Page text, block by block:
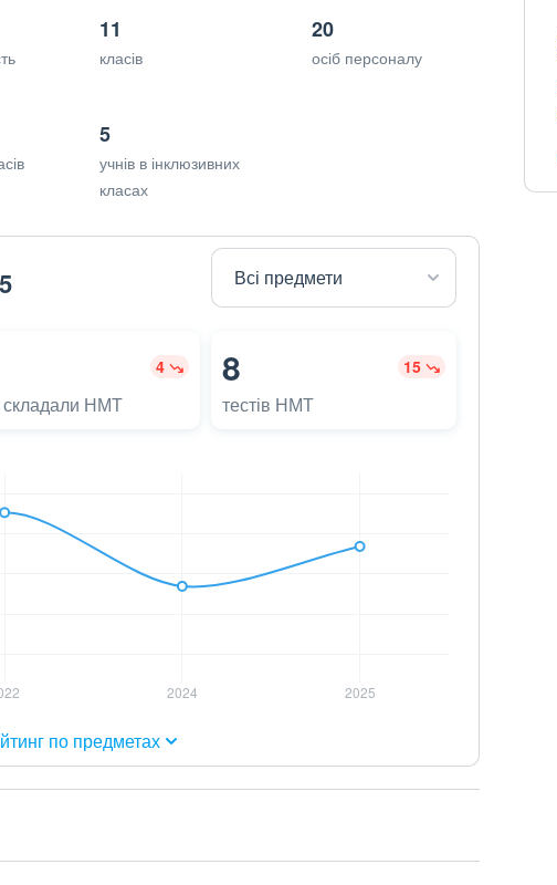
11
класів
20
осіб персоналу
5
учнів в інклюзивних
класах
4
складали НМТ
8 15
тестів НМТ
по предметах